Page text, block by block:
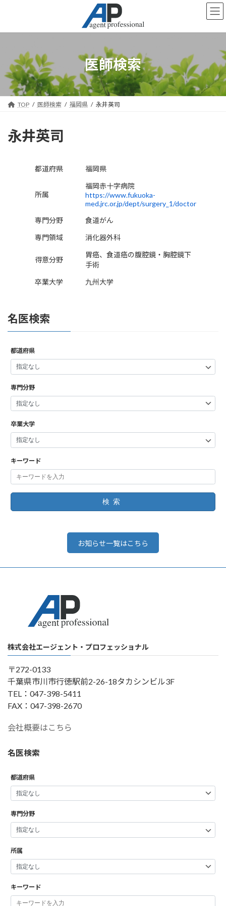
ン
キ
プ
ー
に
動
医師検索
TOP 医師検索 福岡県 永井英司
永井英司
都道府県 福岡県
所属
福岡赤十字病院
https://www.fukuoka-
med.jrc.or.jp/dept/surgery_1/doctor
専門分野
食道がん
専門領域
消化器外科
得意分野
胃癌、食道癌の腹腔鏡・胸腔鏡下
手術
卒業大学
九州大学
名医検索
都道府県
専門分野
卒業大学
キーワード
検索
お知らせ一覧はこちら
株式会社エージェント・プロフェッショナル
〒272-0133
千葉県市川市行徳駅前2-26-18タカシンビル3F
TEL：047-398-5411
FAX：047-398-2670
会社概要はこちら
名医検索
都道府県
専門分野
所属
キーワード